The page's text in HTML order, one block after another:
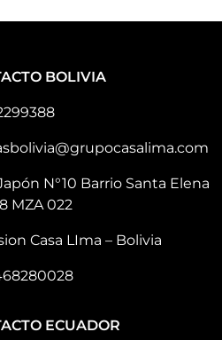
BOLIVIA
N°10 Barrio Santa Elena
MZA 022
Casa LIma – Bolivia
ECUADOR